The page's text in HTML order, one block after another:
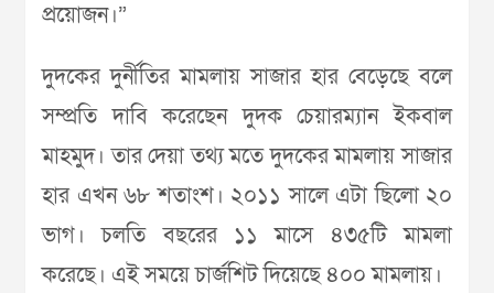
প্রয়োজন।”
দুদকের দুর্নীতির মামলায় সাজার হার বেড়েছে বলে
সম্প্রতি দাবি করেছেন দুদক চেয়ারম্যান ইকবাল
মাহমুদ। তার দেয়া তথ্য মতে দুদকের মামলায় সাজার
হার এখন ৬৮ শতাংশ। ২০১১ সালে এটা ছিলো ২০
ভাগ। চলতি বছরের ১১ মাসে ৪৩৫টি মামলা
করেছে। এই সময়ে চার্জশিট দিয়েছে ৪০০ মামলায়।